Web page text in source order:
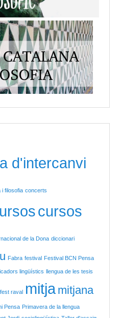
d'intercanvi
i filosofia concerts
cursos
de la Dona diccionari
Fabra festival Festival BCN Pensa
lingüístics llengua de les tesis
raval mitja mitjana
Pensa Primavera de la llengua